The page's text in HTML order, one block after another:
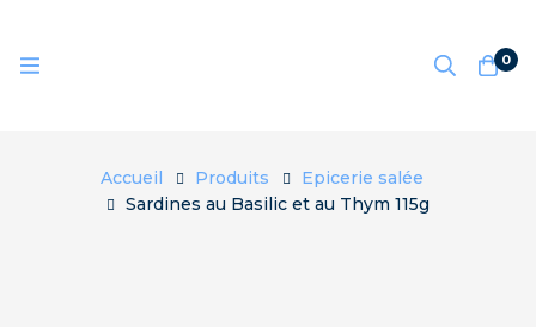
0
Accueil Produits
Epicerie salée
Sardines au Basilic et au Thym 115g